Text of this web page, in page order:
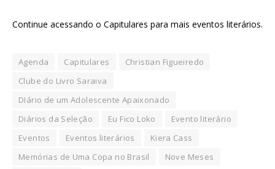
Continue acessando o Capitulares para mais eventos literários.
Agenda Capitulares
Christian Figueiredo
Clube do Livro Saraiva
DIário de um Adolescente Apaixonado
Diários da Seleção
Eu Fico Loko
Evento literário
Eventos
Eventos literários
Kiera Cass
Memórias de Uma Copa no Brasil
Nove Meses